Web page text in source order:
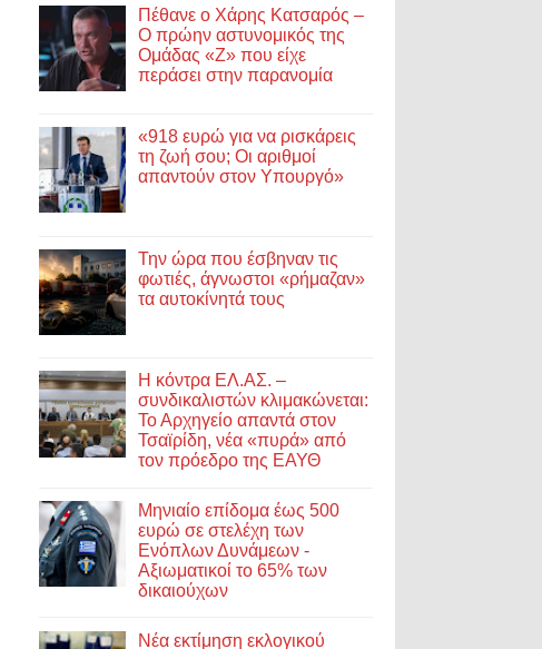
Πέθανε ο Χάρης Κατσαρός –
Ο πρώην αστυνομικός της
Ομάδας «Ζ» που είχε
περάσει στην παρανομία
«918 ευρώ για να ρισκάρεις
τη ζωή σου; Οι αριθμοί
απαντούν στον Υπουργό»
Την ώρα που έσβηναν τις
φωτιές, άγνωστοι «ρήμαζαν»
τα αυτοκίνητά τους
Η κόντρα ΕΛ.ΑΣ. –
συνδικαλιστών κλιμακώνεται:
Το Αρχηγείο απαντά στον
Τσαϊρίδη, νέα «πυρά» από
τον πρόεδρο της ΕΑΥΘ
Μηνιαίο επίδομα έως 500
ευρώ σε στελέχη των
Ενόπλων Δυνάμεων -
Αξιωματικοί το 65% των
δικαιούχων
Νέα εκτίμηση εκλογικού